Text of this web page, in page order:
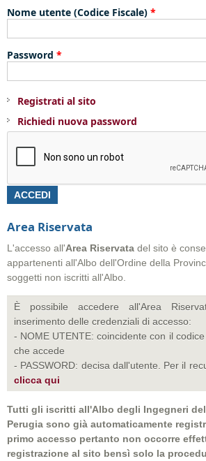
Nome utente (Codice Fiscale) *
Password *
Registrati al sito
Richiedi nuova password
Area Riservata
L'accesso all'Area Riservata del sito è
appartenenti all'Albo dell'Ordine della
soggetti non iscritti all'Albo.
È possibile accedere all'Area
inserimento delle credenziali di accesso:
- NOME UTENTE: coincidente con il
che accede
- PASSWORD: decisa dall'utente. Per il
clicca qui
Tutti gli iscritti all'Albo degli Ingegneri
Perugia sono già automaticamente
primo accesso pertanto non occorre
registrazione al sito bensì solo la